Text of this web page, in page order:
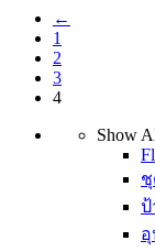
multiple
variants.
The
options
may
chosen
←
1
2
3
4
Show
ป้